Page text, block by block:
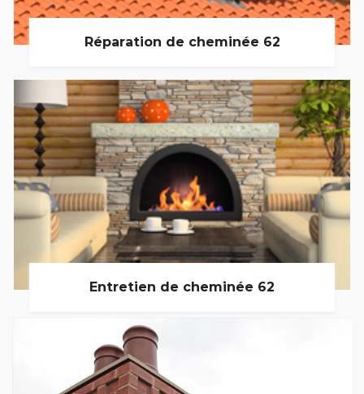
Réparation de cheminée 62
Entretien de cheminée 62